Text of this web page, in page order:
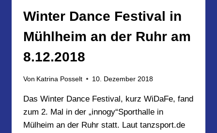
Winter Dance Festival in
Mühlheim an der Ruhr am
8.12.2018
Von Katrina Posselt 10. Dezember 2018
Das Winter Dance Festival, kurz WiDaFe, fand
zum 2. Mal in der „innogy“Sporthalle in
Mülheim an der Ruhr statt. Laut tanzsport.de